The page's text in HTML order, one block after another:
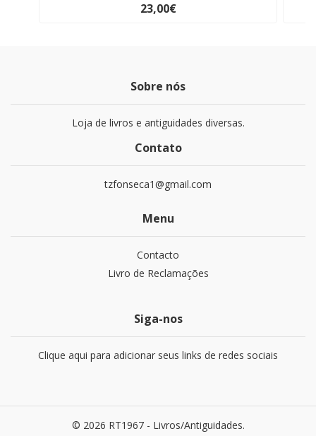
23,00€
Sobre nós
Loja de livros e antiguidades diversas.
Contato
tzfonseca1@gmail.com
Menu
Contacto
Livro de Reclamações
Siga-nos
Clique aqui para adicionar seus links de redes sociais
© 2026 RT1967 - Livros/Antiguidades.